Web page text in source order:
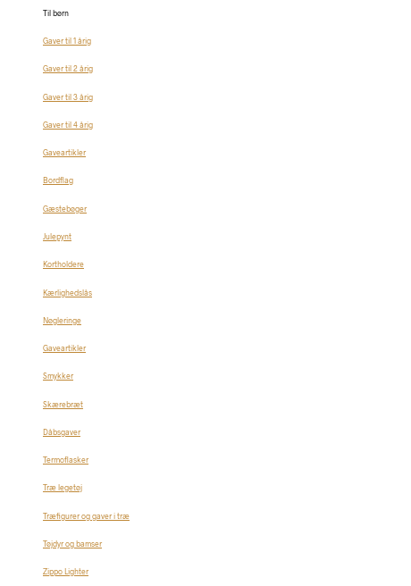
Til børn
Gaver til 1 årig
Gaver til 2 årig
Gaver til 3 årig
Gaver til 4 årig
Gaveartikler
Bordflag
Gæstebøger
Julepynt
Kortholdere
Kærlighedslås
Nøgleringe
Gaveartikler
Smykker
Skærebræt
Dåbsgaver
Termoflasker
Træ legetøj
Træfigurer og gaver i træ
Tøjdyr og bamser
Zippo Lighter